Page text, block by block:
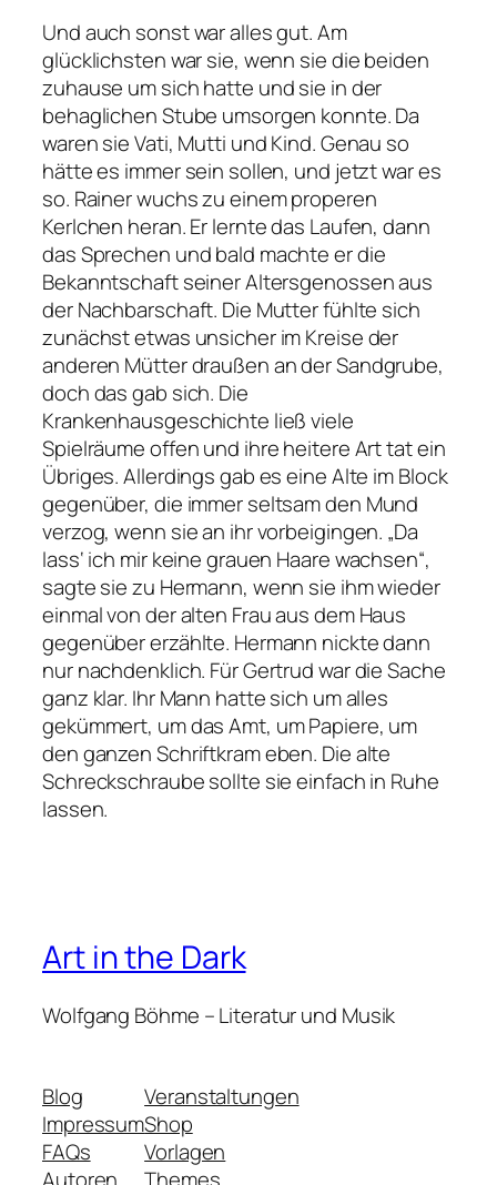
Und auch sonst war alles gut. Am
glücklichsten war sie, wenn sie die beiden
zuhause um sich hatte und sie in der
behaglichen Stube umsorgen konnte. Da
waren sie Vati, Mutti und Kind. Genau so
hätte es immer sein sollen, und jetzt war es
so. Rainer wuchs zu einem properen
Kerlchen heran. Er lernte das Laufen, dann
das Sprechen und bald machte er die
Bekanntschaft seiner Altersgenossen aus
der Nachbarschaft. Die Mutter fühlte sich
zunächst etwas unsicher im Kreise der
anderen Mütter draußen an der Sandgrube,
doch das gab sich. Die
Krankenhausgeschichte ließ viele
Spielräume offen und ihre heitere Art tat ein
Übriges. Allerdings gab es eine Alte im Block
gegenüber, die immer seltsam den Mund
verzog, wenn sie an ihr vorbeigingen. „Da
lass‘ ich mir keine grauen Haare wachsen“,
sagte sie zu Hermann, wenn sie ihm wieder
einmal von der alten Frau aus dem Haus
gegenüber erzählte. Hermann nickte dann
nur nachdenklich. Für Gertrud war die Sache
ganz klar. Ihr Mann hatte sich um alles
gekümmert, um das Amt, um Papiere, um
den ganzen Schriftkram eben. Die alte
Schreckschraube sollte sie einfach in Ruhe
lassen.
Art in the Dark
Wolfgang Böhme – Literatur und Musik
Blog
Impressum
FAQs
Veranstaltungen
Shop
Vorlagen